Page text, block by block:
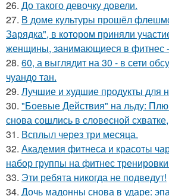
26. До такого девочку довели.
27. В доме культуры прошёл
Зарядка", в котором приняли
женщины, занимающиеся в фитнес -
28. 60, а выглядит на 30 - в сети
чуандо тан.
29. Лучшие и худшие продукты для
30. "Боевые Действия" на льду:
снова сошлись в словесной
31. Всплыл через три месяца.
32. Академия фитнеса и красоты
набор группы на фитнес
33. Эти ребята никогда не подведут!
34. Дочь мадонны снова в ударе: